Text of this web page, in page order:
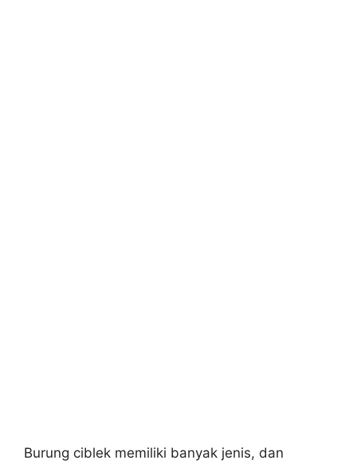
Burung ciblek memiliki banyak jenis, dan